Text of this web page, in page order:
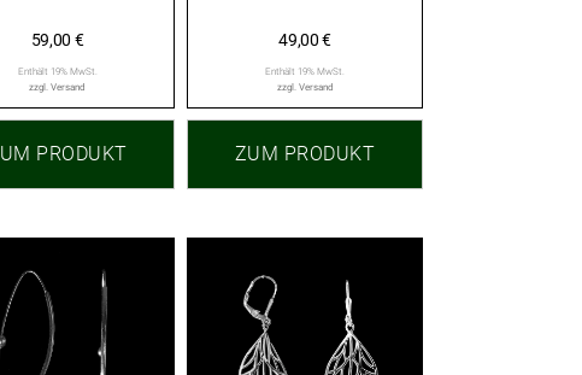
59,00 €
Enthält 19% MwSt.
zzgl.Versand
PRODUKT
49,00€
Enthält 19% MwSt.
zzgl. Versand
ZUM PRODUKT